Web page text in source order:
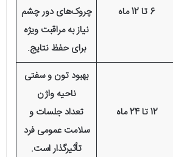
6 تا 12 ماه
چروک‌های دور چشم
نیاز به مراقبت ویژه
برای حفظ نتایج.
12 تا 24 ماه
بهبود تون و سفتی
ناحیه واژن
تعداد جلسات و
سلامت عمومی فرد
تأثیرگذار است.